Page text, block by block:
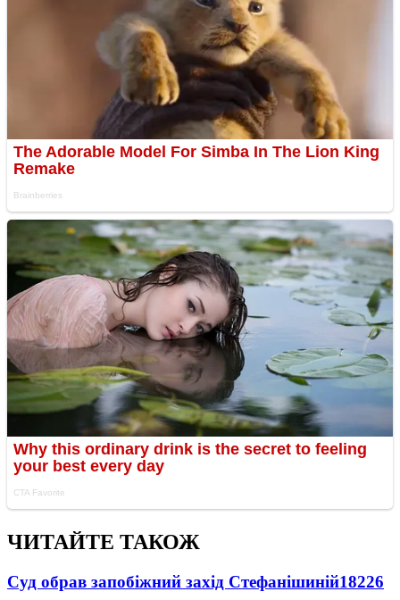
ЧИТАЙТЕ ТАКОЖ
Суд обрав запобіжний захід Стефанішиній18226